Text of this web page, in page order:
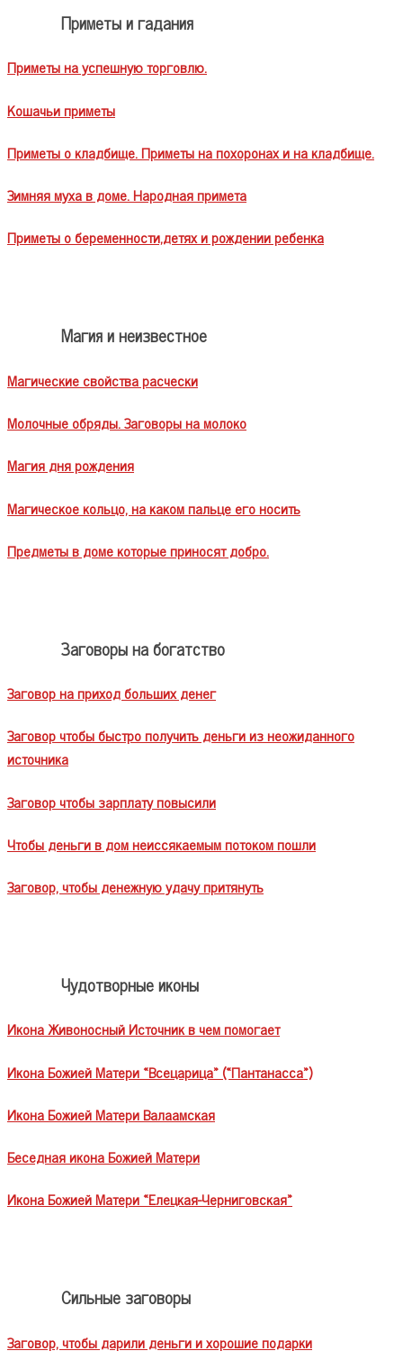
Приметы и гадания
Приметы на успешную торговлю.
Кошачьи приметы
Приметы о кладбище. Приметы на похоронах и на кладбище.
Зимняя муха в доме. Народная примета
Приметы о беременности,детях и рождении ребенка
Магия и неизвестное
Магические свойства расчески
Молочные обряды. Заговоры на молоко
Магия дня рождения
Магическое кольцо, на каком пальце его носить
Предметы в доме которые приносят добро.
Заговоры на богатство
Заговор на приход больших денег
Заговор чтобы быстро получить деньги из неожиданного
источника
Заговор чтобы зарплату повысили
Чтобы деньги в дом неиссякаемым потоком пошли
Заговор, чтобы денежную удачу притянуть
Чудотворные иконы
Икона Живоносный Источник в чем помогает
Икона Божией Матери «Всецарица» («Пантанасса»)
Икона Божией Матери Валаамская
Беседная икона Божией Матери
Икона Божией Матери «Елецкая-Черниговская»
Сильные заговоры
Заговор, чтобы дарили деньги и хорошие подарки